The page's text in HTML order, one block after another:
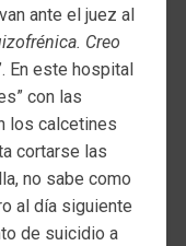
ante el juez al
Creo
En este hospital
con las
los calcetines
cortarse las
no sabe como
al día siguiente
de suicidio a